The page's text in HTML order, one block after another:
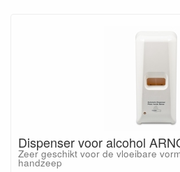
Dispenser voor alcohol
Zeer geschikt voor de vloeibare
handzeep